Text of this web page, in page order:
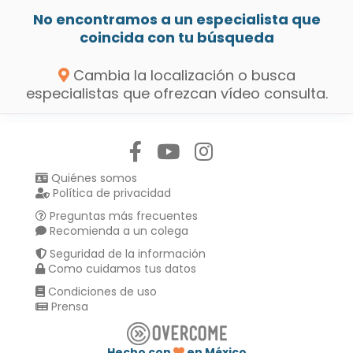
No encontramos a un especialista que
coincida con tu búsqueda
Cambia la localización o busca
especialistas que ofrezcan vídeo consulta.
Quiénes somos
Política de privacidad
Preguntas más frecuentes
Recomienda a un colega
Seguridad de la información
Como cuidamos tus datos
Condiciones de uso
Prensa